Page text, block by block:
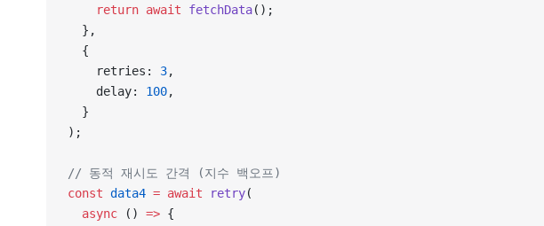
    return
await fetchData();
  },
  {
    retries:
3,
    delay:
100,
  }
);
// 동적 재시도 간격 (지수 백오프)
const data4 = await retry(
  async
() => {